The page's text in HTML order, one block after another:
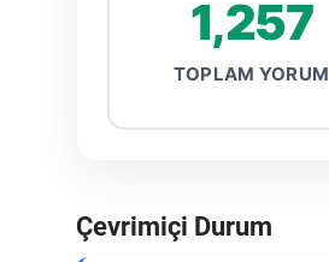
1,257
TOPLAM YORUM
Çevrimiçi Durum